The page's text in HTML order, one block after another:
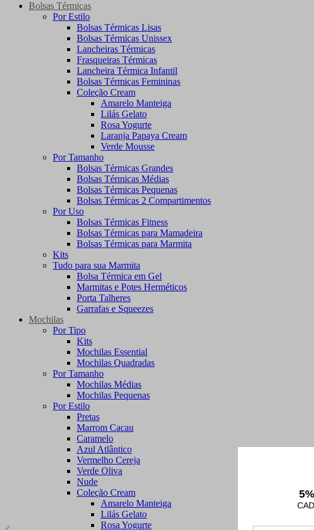
Bolsas Térmicas
Por Estilo
Bolsas Térmicas Lisas
Bolsas Térmicas Unissex
Lancheiras Térmicas
Frasqueiras Térmicas
Lancheira Térmica Infantil
Bolsas Térmicas Femininas
Coleção Cream
Amarelo Manteiga
Lilás Gelato
Rosa Yogurte
Laranja Papaya Cream
Verde Mousse
Por Tamanho
Bolsas Térmicas Grandes
Bolsas Térmicas Médias
Bolsas Térmicas Pequenas
Bolsas Térmicas 2 Compartimentos
Por Uso
Bolsas Térmicas Fitness
Bolsas Térmicas para Mamadeira
Bolsas Térmicas para Marmita
Kits
Tudo para sua Marmita
Bolsa Térmica em Gel
Marmitas e Potes Herméticos
Porta Talheres
Garrafas e Squeezes
Mochilas
Por Tipo
Kits
Mochilas Essential
Mochilas Quadradas
Por Tamanho
Mochilas Médias
Mochilas Pequenas
Por Estilo
Pretas
Marrom Cacau
Caramelo
Azul Atlântico
Vermelho Cereja
Verde Oliva
Nude
Coleção Cream
Amarelo Manteiga
Lilás Gelato
Rosa Yogurte